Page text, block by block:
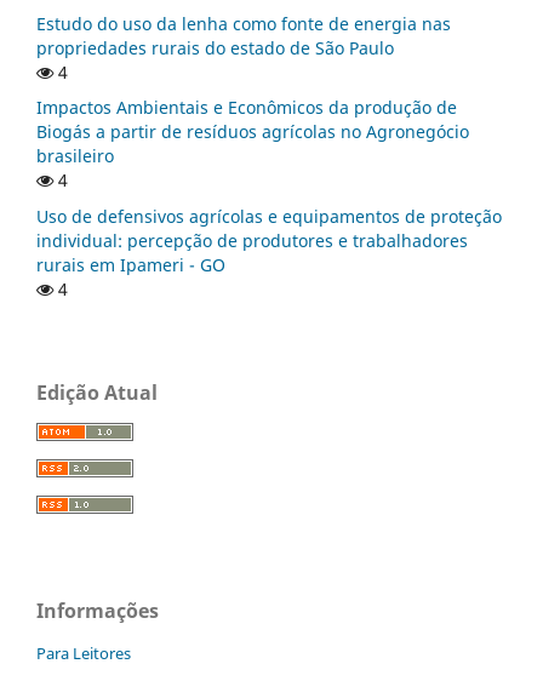
Estudo do uso da lenha como fonte de energia nas
propriedades rurais do estado de São Paulo
4
Impactos Ambientais e Econômicos da produção de
Biogás a partir de resíduos agrícolas no Agronegócio
brasileiro
4
Uso de defensivos agrícolas e equipamentos de proteção
individual: percepção de produtores e trabalhadores
rurais em Ipameri - GO
4
Edição Atual
Informações
Para Leitores